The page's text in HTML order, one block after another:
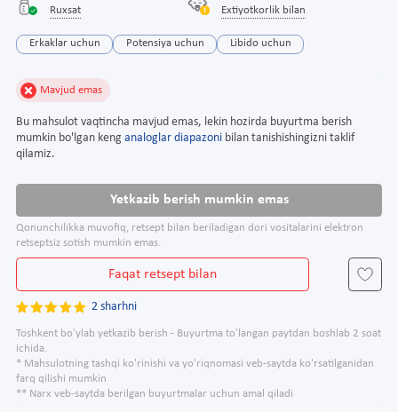
Ruxsat
Extiyotkorlik bilan
Erkaklar uchun Potensiya uchun Libido uchun
Mavjud emas
Bu mahsulot vaqtincha mavjud emas, lekin hozirda buyurtma berish
mumkin bo'lgan keng analoglar diapazoni bilan tanishishingizni taklif
qilamiz.
Yetkazib berish mumkin emas
Qonunchilikka muvofiq, retsept bilan beriladigan dori vositalarini elektron
retseptsiz sotish mumkin emas.
Faqat retsept bilan
2 sharhni
Toshkent bo'ylab yetkazib berish - Buyurtma to'langan paytdan boshlab 2 soat
ichida.
* Mahsulotning tashqi ko'rinishi va yo'riqnomasi veb-saytda ko'rsatilganidan
farq qilishi mumkin
** Narx veb-saytda berilgan buyurtmalar uchun amal qiladi